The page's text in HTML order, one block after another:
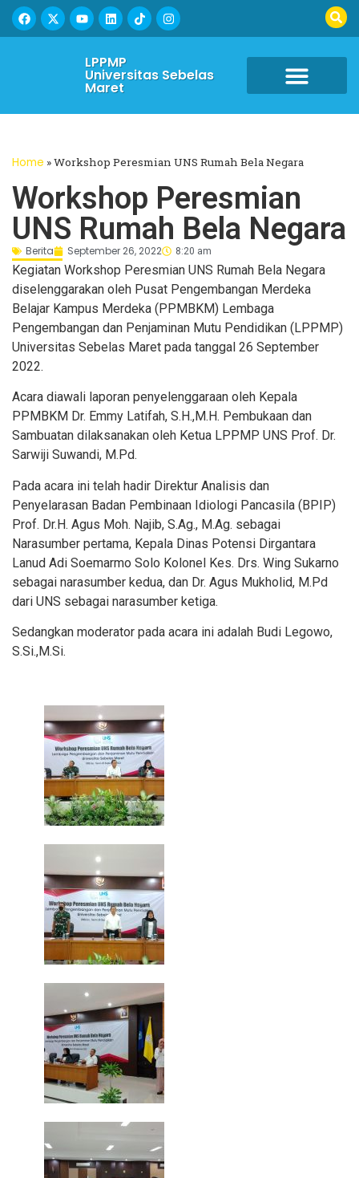
LPPMP
Universitas Sebelas
Maret
Home »Workshop Peresmian UNS Rumah Bela Negara
Workshop Peresmian
UNS Rumah Bela Negara
Berita September 26, 2022 8:20 am
Kegiatan Workshop Peresmian UNS Rumah Bela Negara
diselenggarakan oleh Pusat Pengembangan Merdeka
Belajar Kampus Merdeka (PPMBKM) Lembaga
Pengembangan dan Penjaminan Mutu Pendidikan (LPPMP)
Universitas Sebelas Maret pada tanggal 26 September
2022.
Acara diawali laporan penyelenggaraan oleh Kepala
PPMBKM Dr. Emmy Latifah, S.H.,M.H. Pembukaan dan
Sambuatan dilaksanakan oleh Ketua LPPMP UNS Prof. Dr.
Sarwiji Suwandi, M.Pd.
Pada acara ini telah hadir Direktur Analisis dan
Penyelarasan Badan Pembinaan Idiologi Pancasila (BPIP)
Prof. Dr.H. Agus Moh. Najib, S.Ag., M.Ag. sebagai
Narasumber pertama, Kepala Dinas Potensi Dirgantara
Lanud Adi Soemarmo Solo Kolonel Kes. Drs. Wing Sukarno
sebagai narasumber kedua, dan Dr. Agus Mukholid, M.Pd
dari UNS sebagai narasumber ketiga.
Sedangkan moderator pada acara ini adalah Budi Legowo,
S.Si.,M.Si.